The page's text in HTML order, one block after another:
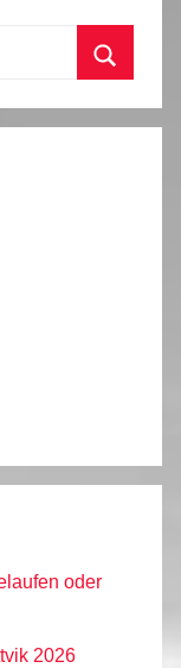
oder
2026